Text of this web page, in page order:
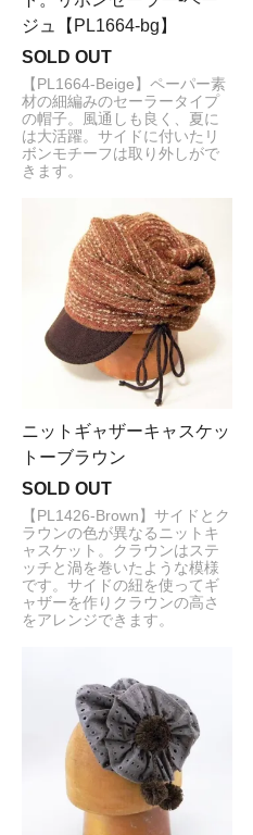
ジュ【PL1664-bg】
SOLD OUT
【PL1664-Beige】ペーパー素
材の細編みのセーラータイプ
の帽子。風通しも良く、夏に
は大活躍。サイドに付いたリ
ボンモチーフは取り外しがで
きます。
ニットギャザーキャスケッ
トーブラウン
SOLD OUT
【PL1426-Brown】サイドとク
ラウンの色が異なるニットキ
ャスケット。クラウンはステ
ッチと渦を巻いたような模様
です。サイドの紐を使ってギ
ャザーを作りクラウンの高さ
をアレンジできます。